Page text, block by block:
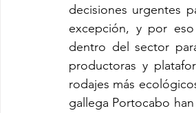
decisiones urgentes
excepción, y por
dentro del sector
productoras y
rodajes más
gallega Portocabo